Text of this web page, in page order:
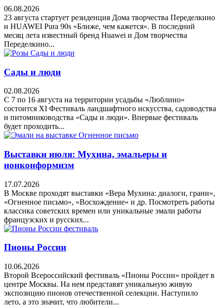
06.08.2026
23 августа стартует резиденция Дома творчества Переделкино
и HUAWEI Pura 90s «Ближе, чем кажется». В последний
месяц лета известный бренд Huawei и Дом творчества
Переделкино...
Сады и люди
02.08.2026
С 7 по 16 августа на территории усадьбы «Люблино»
состоится XI Фестиваль ландшафтного искусства, садоводства
и питомниководства «Сады и люди». Впервые фестиваль
будет проходить...
Выставки июля: Мухина, эмальеры и
нонконформизм
17.07.2026
В Москве проходят выставки «Вера Мухина: диалоги, грани»,
«Огненное письмо», «Восхождение» и др. Посмотреть работы
классика советских времен или уникальные эмали работы
французских и русских...
Пионы России
10.06.2026
Второй Всероссийский фестиваль «Пионы России» пройдет в
центре Москвы. На нем представят уникальную живую
экспозицию пионов отечественной селекции. Наступило
лето, а это значит, что любители...